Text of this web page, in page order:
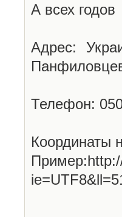
А всех годов
Адрес:
Телефон:
Координаты